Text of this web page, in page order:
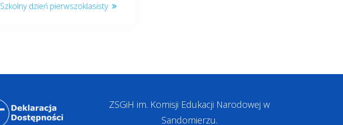
Szkolny dzień pierwszoklasisty